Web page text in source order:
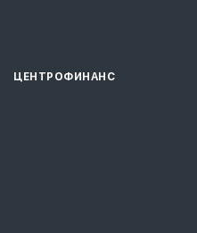
ЦЕНТРОФИНАНС